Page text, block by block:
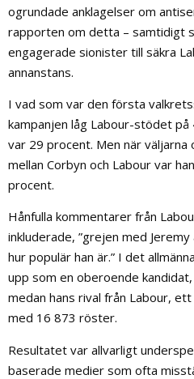
ogrundade anklagelser om
rapporten om detta – samtidigt
engagerade sionister till säkra
annanstans.
I vad som var den första
kampanjen låg Labour-stödet
var 29 procent. Men när
mellan Corbyn och Labour var
procent.
Hånfulla kommentarer från
inkluderade, ”grejen med
hur populär han är.” I det
upp som en oberoende
medan hans rival från Labour,
med 16 873 röster.
Resultatet var allvarligt
baserade medier som ofta